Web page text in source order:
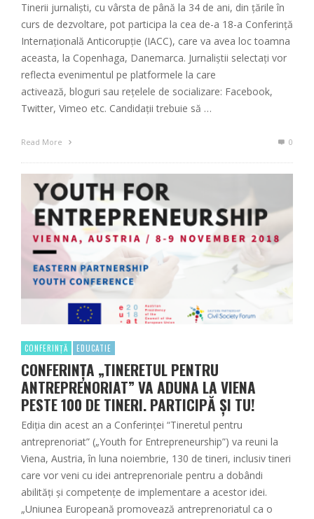
Tinerii jurnaliști, cu vârsta de până la 34 de ani, din țările în
curs de dezvoltare, pot participa la cea de-a 18-a Conferință
Internațională Anticorupție (IACC), care va avea loc toamna
aceasta, la Copenhaga, Danemarca. Jurnaliștii selectați vor
reflecta evenimentul pe platformele la care
activează, bloguri sau rețelele de socializare: Facebook,
Twitter, Vimeo etc. Candidații trebuie să …
Read More 0
CONFERINȚĂ EDUCATIE
CONFERINȚA „TINERETUL PENTRU
ANTREPRENORIAT” VA ADUNA LA VIENA
PESTE 100 DE TINERI. PARTICIPĂ ȘI TU!
Ediția din acest an a Conferinței “Tineretul pentru
antreprenoriat” („Youth for Entrepreneurship”) va reuni la
Viena, Austria, în luna noiembrie, 130 de tineri, inclusiv tineri
care vor veni cu idei antreprenoriale pentru a dobândi
abilități și competențe de implementare a acestor idei.
„Uniunea Europeană promovează antreprenoriatul ca o